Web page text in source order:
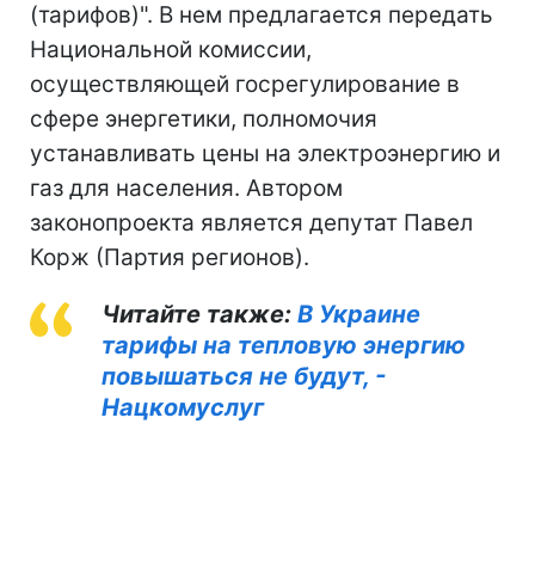
(тарифов)". В нем предлагается передать
Национальной комиссии,
осуществляющей госрегулирование в
сфере энергетики, полномочия
устанавливать цены на электроэнергию и
газ для населения. Автором
законопроекта является депутат Павел
Корж (Партия регионов).
Читайте также: В Украине
тарифы на тепловую энергию
повышаться не будут, -
Нацкомуслуг